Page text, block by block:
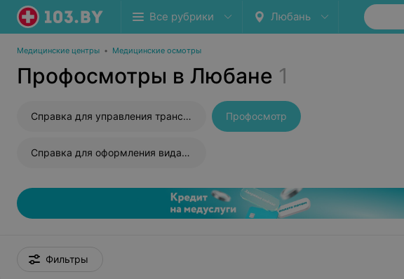
Все рубрики Любань
Медицинские центры • Медицинские осмотры
Профосмотры в Любане 1
Справка для управления транспортным средством Профосмотр
Справка для оформления вида на жительство
Фильтры